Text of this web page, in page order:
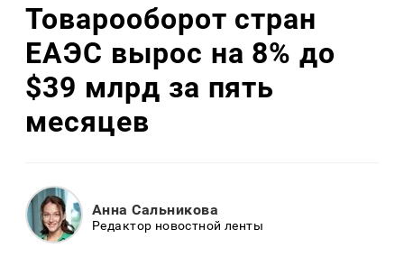
Товарооборот стран
ЕАЭС вырос на 8% до
$39 млрд за пять
месяцев
Анна Сальникова
Редактор новостной ленты